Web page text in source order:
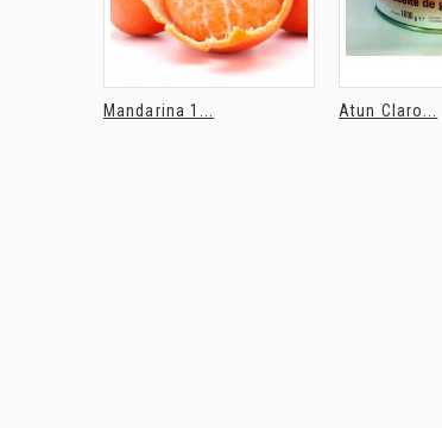
Mandarina 1... Atun Claro...